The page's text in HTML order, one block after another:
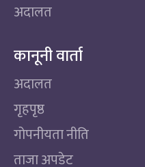
अदालत
कानूनी वार्ता
अदालत
गृहपृष्ठ
गोपनीयता नीति
ताजा अपडेट